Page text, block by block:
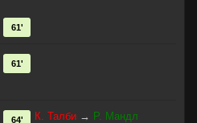
61'
61'
К. Талби → Р. Мандл
64'